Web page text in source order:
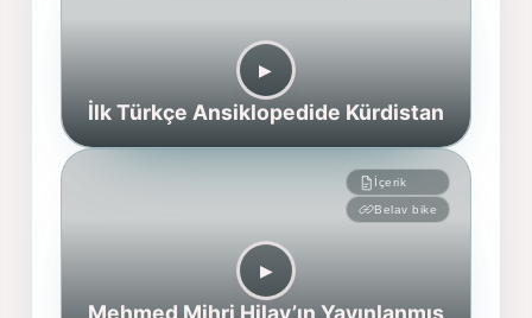
▶︎
İlk Türkçe Ansiklopedide Kürdistan
İçerik
Belav bike
▶︎
Mehmed Mihri Hilav’ın Yayınlanmış